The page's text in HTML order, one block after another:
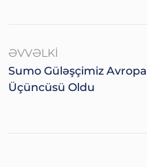
ƏVVƏLKI
Sumo Güləşçimiz Avropa
Üçüncüsü Oldu